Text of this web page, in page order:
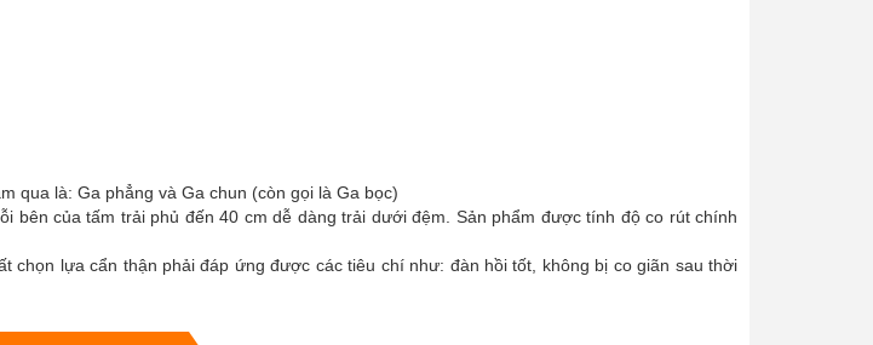
qua là: Ga phẳng và Ga chun (còn gọi là Ga bọc)
bên của tấm trải phủ đến 40 cm dễ dàng trải dưới đệm. Sản phẩm được tính độ co rút chính
lựa cẩn thận phải đáp ứng được các tiêu chí như: đàn hồi tốt, không bị co giãn sau thời